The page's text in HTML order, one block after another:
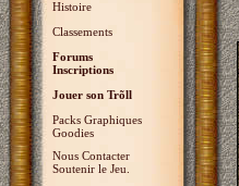
Histoire
Classements
Forums
Inscriptions
Jouer son Trõll
Packs Graphiques
Goodies
Nous Contacter
Soutenir le Jeu.